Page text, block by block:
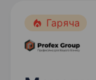
податків…
Гаряча